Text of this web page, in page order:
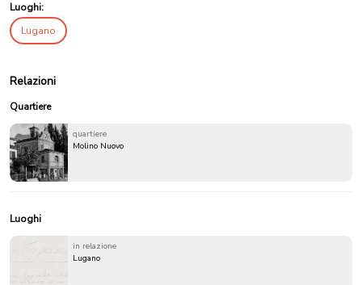
Luoghi:
Lugano
Relazioni
Quartiere
quartiere
Molino Nuovo
Luoghi
in relazione
Lugano